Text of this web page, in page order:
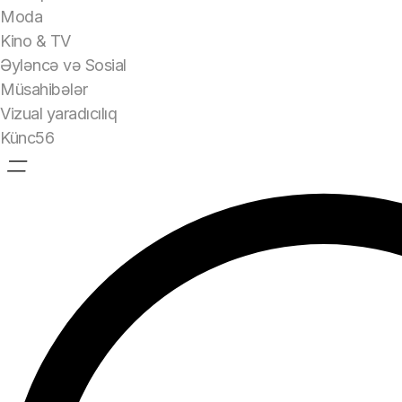
Moda
Kino & TV
Əyləncə və Sosial
Müsahibələr
Vizual yaradıcılıq
Künc56
=